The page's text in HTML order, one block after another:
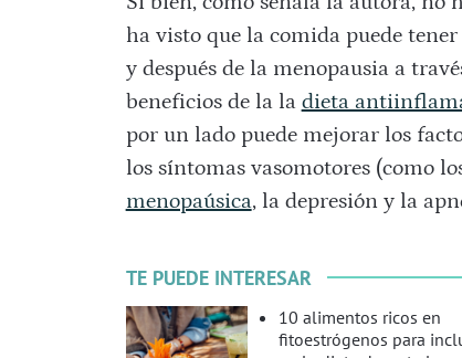
ha visto que la comida puede tener
y después de la menopausia a
beneficios de la la dieta
por un lado puede mejorar los
los síntomas vasomotores (como
menopaúsica, la depresión y la
TE PUEDE INTERESAR
10 alimentos ricos en
fitoestrógenos para